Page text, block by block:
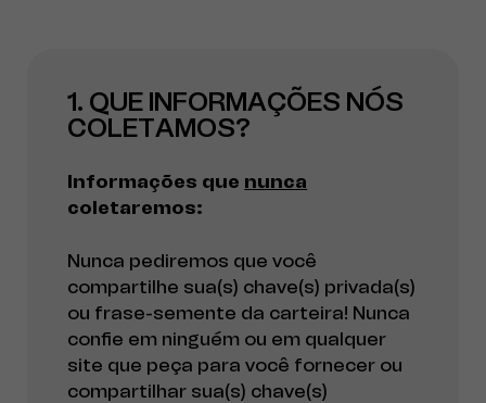
1. QUE INFORMAÇÕES NÓS
COLETAMOS?
Informações que nunca
coletaremos:
Nunca pediremos que você
compartilhe sua(s) chave(s) privada(s)
ou frase-semente da carteira! Nunca
confie em ninguém ou em qualquer
site que peça para você fornecer ou
compartilhar sua(s) chave(s)